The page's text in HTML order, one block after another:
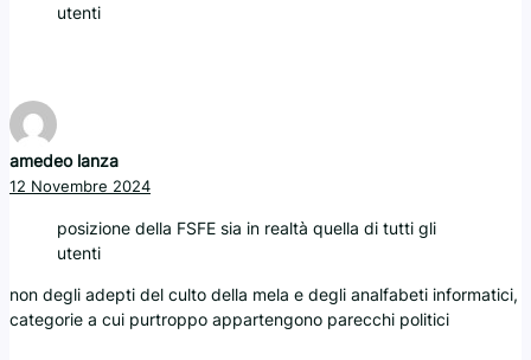
utenti
amedeo lanza
12 Novembre 2024
posizione della FSFE sia in realtà quella di tutti gli
utenti
non degli adepti del culto della mela e degli analfabeti informatici,
categorie a cui purtroppo appartengono parecchi politici